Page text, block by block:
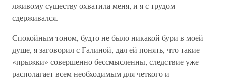
лживому существу охватила меня, и я с трудом
сдерживался.
Спокойным тоном, будто не было никакой бури в моей
душе, я заговорил с Галиной, дал ей понять, что такие
«прыжки» совершенно бессмысленны, следствие уже
располагает всем необходимым для четкого и